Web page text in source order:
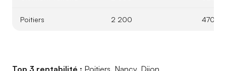
Poitiers 2 200 470
Top 3 rentabilité : Poitiers, Nancy, Dijon